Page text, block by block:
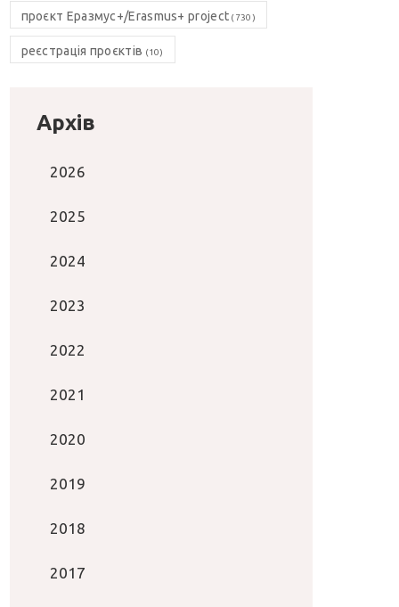
проєкт Еразмус+/Erasmus+ project (730)
реєстрація проєктів (10)
Архів
2026
2025
2024
2023
2022
2021
2020
2019
2018
2017